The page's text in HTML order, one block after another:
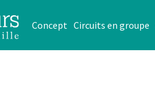
Concept Circuits en groupe